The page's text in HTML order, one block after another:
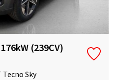
(239CV)
Tecno Sky